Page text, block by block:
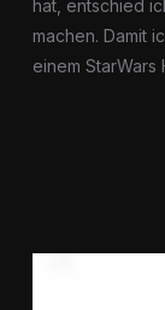
hat, entschied
machen. Damit
einem